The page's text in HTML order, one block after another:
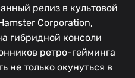
релиз в культовой
Corporation,
гибридной консоли
ретро-гейминга
не только окунуться в